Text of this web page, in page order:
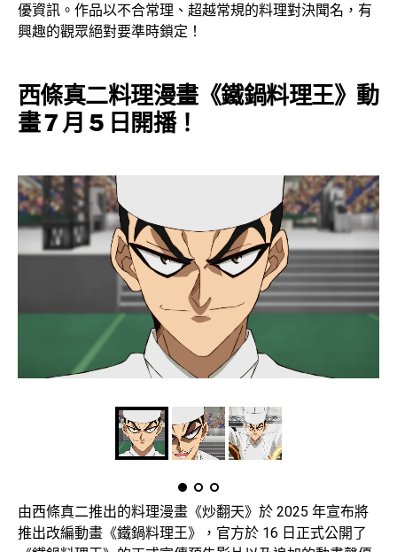
優資訊。作品以不合常理、超越常規的料理對決聞名，有
興趣的觀眾絕對要準時鎖定！
西條真二料理漫畫《鐵鍋料理王》動
畫 7 月 5 日開播！
由西條真二推出的料理漫畫《炒翻天》於 2025 年宣布將
推出改編動畫《鐵鍋料理王》，官方於 16 日正式公開了